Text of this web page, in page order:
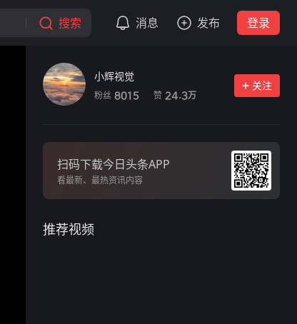
搜索 消息 发布 登录
小辉视觉
粉丝 8015 赞 24.3万
关注
扫码下载今日头条APP
看最新、最热资讯内容
推荐视频